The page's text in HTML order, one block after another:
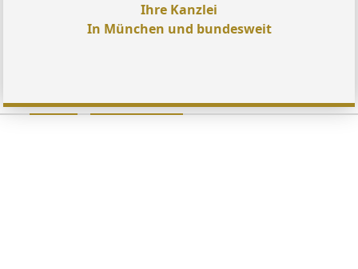
Ihre Kanzlei
In München und bundesweit